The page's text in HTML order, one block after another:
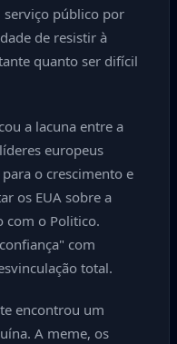
serviço público por
de resistir à
quanto ser difícil
a lacuna entre a
europeus
o crescimento e
os EUA sobre a
com o Politico.
com
total.
encontrou um
A meme, os